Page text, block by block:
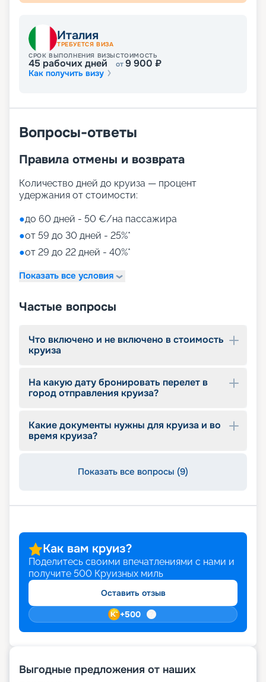
Развлечения на лайнере
Лайнер предлагает огромное разнообразие
На выбор представлены такие пространства:
релаксационный комплекс только для взрослых)
бассейнами, клубами, игровыми зонами)
для детей)
Aquapark (с открытыми игровыми
водными пушками, 3 водными горками с
эффектами виртуальной реальности)
мини-гольф и теннис
7 бассейнов
детский внутренний комплекс,
Италия
ТРЕБУЕТСЯ ВИЗА
СРОК ВЫПОЛНЕНИЯ ВИЗЫ
45 рабочих дней
СТОИМОСТЬ
от9 900 ₽
Как получить визу
Вопросы-ответы
Правила отмены и возврата
Количество дней до круиза — процент
удержания от стоимости:
●до 60 дней - 50 €/на пассажира
●от 59 до 30 дней - 25%*
●от 29 до 22 дней - 40%*
Показать все условия
Частые вопросы
Что включено и не включено в стоимость
круиза
На какую дату бронировать перелет в
город отправления круиза?
Какие документы нужны для круиза и во
время круиза?
Показать все вопросы (9)
Как вам круиз?
Поделитесь своими впечатлениями с нами и
получите 500 Круизных миль
Оставить отзыв
+500
Выгодные предложения от наших